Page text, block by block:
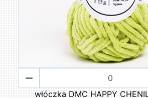
włóczka DMC HAPPY